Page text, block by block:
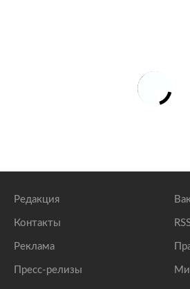
Редакция
Контакты
Реклама
Пресс-релизы